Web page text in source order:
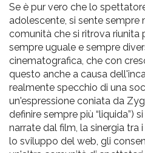
Se è pur vero che lo
adolescente, si sente sempre
comunità che si ritrova riunita
sempre uguale e sempre
cinematografica, che con
questo anche a causa
realmente specchio di una
un'espressione coniata da
definire sempre più “liquida”)
narrate dal film, la sinergia
lo sviluppo del web, gli